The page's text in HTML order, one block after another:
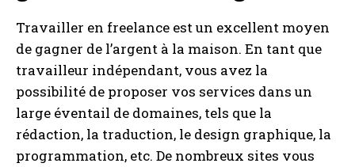
Travailler en freelance est un excellent moyen
de gagner de l’argent à la maison. En tant que
travailleur indépendant, vous avez la
possibilité de proposer vos services dans un
large éventail de domaines, tels que la
rédaction, la traduction, le design graphique, la
programmation, etc. De nombreux sites vous